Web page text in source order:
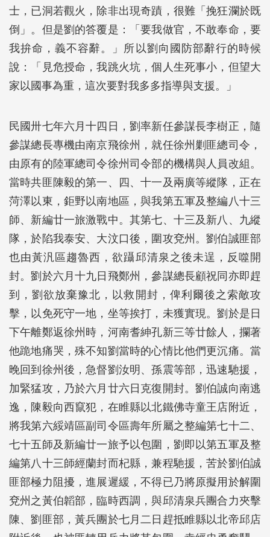
士，已洞若觀火，除非出現奇蹟，很難「挽狂瀾於既
倒」。但是劉的答覆是：「要我做官，不敢奉命，要
我拚命，義不容辭。」所以劉向國防部辭行的時候
說：「見危授命，我跳火坑，個人生死事小，但望大
家以國事為重，這次要對我多多指導與支援。」
民國卅七年六月十四日，劉率新任參謀長李樹正，隨
參謀總長專機由南京飛徐州，就任徐州剿匪總司令，
由原有的陸軍總司令徐州司令部的機構與人員改組。
當時共匪陳毅的第一、四、十一及兩廣等縱隊，正在
菏澤以東，鉅野以南地區，與我第五軍及整編八十三
師、新編廿一旅激戰中。其第七、十三及新八、九縱
隊，於陷我泰安、大汶口後，圍攻兗州。劉伯誠匪部
也由黃汎區趨魯西，欲躡邱清泉之後未逞，反噬開
封。劉於六月十九日飛鄭州，參謀總長顧祝同亦即趕
到，劉欲放棄豫北，以救開封，俾利爾後之索敵攻
擊，以免死守一地，坐等挨打，未獲實現。劉於是日
下午離鄭返徐州時，河南耆紳孔新三等廿餘人，攔著
他跪地痛哭，殊不知劉當時的心情比他們更沉痛。當
晚回到徐州後，急督劉汝明、孫震等部，迅速馳援，
加緊猛攻，乃於六月廿六日克復開封。劉伯誠向南逃
逸，陳毅向西竄犯，在睢縣以北鐵佛寺童王店附近，
將我第六綏靖區副司令區壽年所屬之整編第七十二、
七十五師及新編廿一旅予以包圍，劉即以第五軍及整
編第八十三師經蘭封而杞縣，兼程馳援，苦於劉伯誠
匪部極力阻擾，進展遲緩，不得已乃將原擬用於解圍
兗州之黃伯韜部，臨時西調，與邱清泉兵團合力夾擊
陳、劉匪部，黃兵團於七月二日趕抵睢縣以北帝邱店